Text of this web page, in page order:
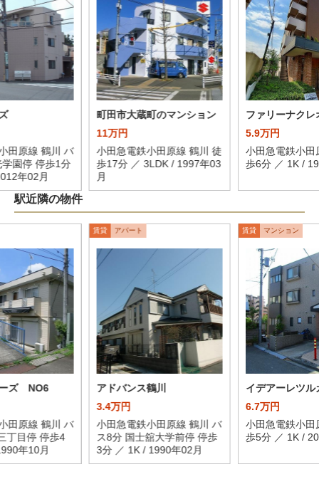
田原線 鶴川 バ
園停 停歩1分
年02月
町田市大蔵町のマンション
11万円
小田急電鉄小田原線 鶴川 徒
歩17分 ／ 3LDK / 1997年03
月
ファリーナクレ
5.9万円
小田急電鉄小田
歩6分 ／ 1K /
駅近隣の物件
ズ NO6
田原線 鶴川 バ
丁目停 停歩4
年10月
賃貸 アパート
アドバンス鶴川
3.4万円
小田急電鉄小田原線 鶴川 バ
ス8分 国士舘大学前停 停歩
3分 ／ 1K / 1990年02月
賃貸 マンション
イデアーレツル
6.7万円
小田急電鉄小田
歩5分 ／ 1K /